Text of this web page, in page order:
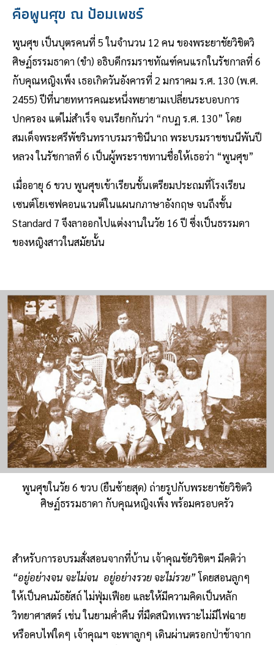
คือพูนศุข ณ ป้อมเพชร์
พูนศุข เป็นบุตรคนที่ 5 ในจำนวน 12 คน ของพระยาชัยวิชิตวิ
ศิษฏ์ธรรมธาดา (ขำ) อธิบดีกรมราชทัณฑ์คนแรกในรัชกาลที่ 6
กับคุณหญิงเพ็ง เธอเกิดวันอังคารที่ 2 มกราคม ร.ศ. 130 (พ.ศ.
2455) ปีที่นายทหารคณะหนึ่งพยายามเปลี่ยนระบอบการ
ปกครอง แต่ไม่สำเร็จ จนเรียกกันว่า “กบฏ ร.ศ. 130” โดย
สมเด็จพระศรีพัชรินทราบรมราชินีนาถ พระบรมราชชนนีพันปี
หลวง ในรัชกาลที่ 6 เป็นผู้พระราชทานชื่อให้เธอว่า “พูนศุข”
เมื่ออายุ 6 ขวบ พูนศุขเข้าเรียนชั้นเตรียมประถมที่โรงเรียน
เซนต์โยเซฟคอนแวนต์ในแผนกภาษาอังกฤษ จนถึงชั้น
Standard 7 จึงลาออกไปแต่งงานในวัย 16 ปี ซึ่งเป็นธรรมดา
ของหญิงสาวในสมัยนั้น
พูนศุขในวัย 6 ขวบ (ยืนซ้ายสุด) ถ่ายรูปกับพระยาชัยวิชิตวิ
ศิษฏ์ธรรมธาดา กับคุณหญิงเพ็ง พร้อมครอบครัว
สำหรับการอบรมสั่งสอนจากที่บ้าน เจ้าคุณชัยวิชิตฯ มีคติว่า
“อยู่อย่างจน จะไม่จน อยู่อย่างรวย จะไม่รวย”โดยสอนลูกๆ
ให้เป็นคนมัธยัสถ์ ไม่ฟุ่มเฟือย และให้มีความคิดเป็นหลัก
วิทยาศาสตร์ เช่น ในยามค่ำคืน ที่มืดสนิทเพราะไม่มีไฟฉาย
หรือคบไฟใดๆ เจ้าคุณฯ จะพาลูกๆ เดินผ่านตรอกป่าช้าจาก